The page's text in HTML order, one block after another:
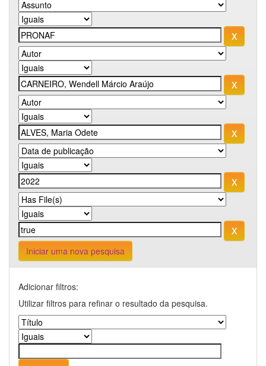
Iniciar uma nova pesquisa
Adicionar filtros:
Utilizar filtros para refinar o resultado da pesquisa.